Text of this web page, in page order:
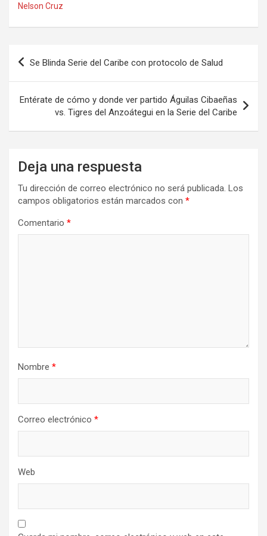
Nelson Cruz
Navegación
de
Se Blinda Serie del Caribe con protocolo de Salud
Entérate de cómo y donde ver partido Águilas Cibaeñas
vs. Tigres del Anzoátegui en la Serie del Caribe
Deja una respuesta
Tu dirección de correo electrónico no será publicada. Los
campos obligatorios están marcados con *
Comentario *
Nombre *
Correo electrónico *
Web